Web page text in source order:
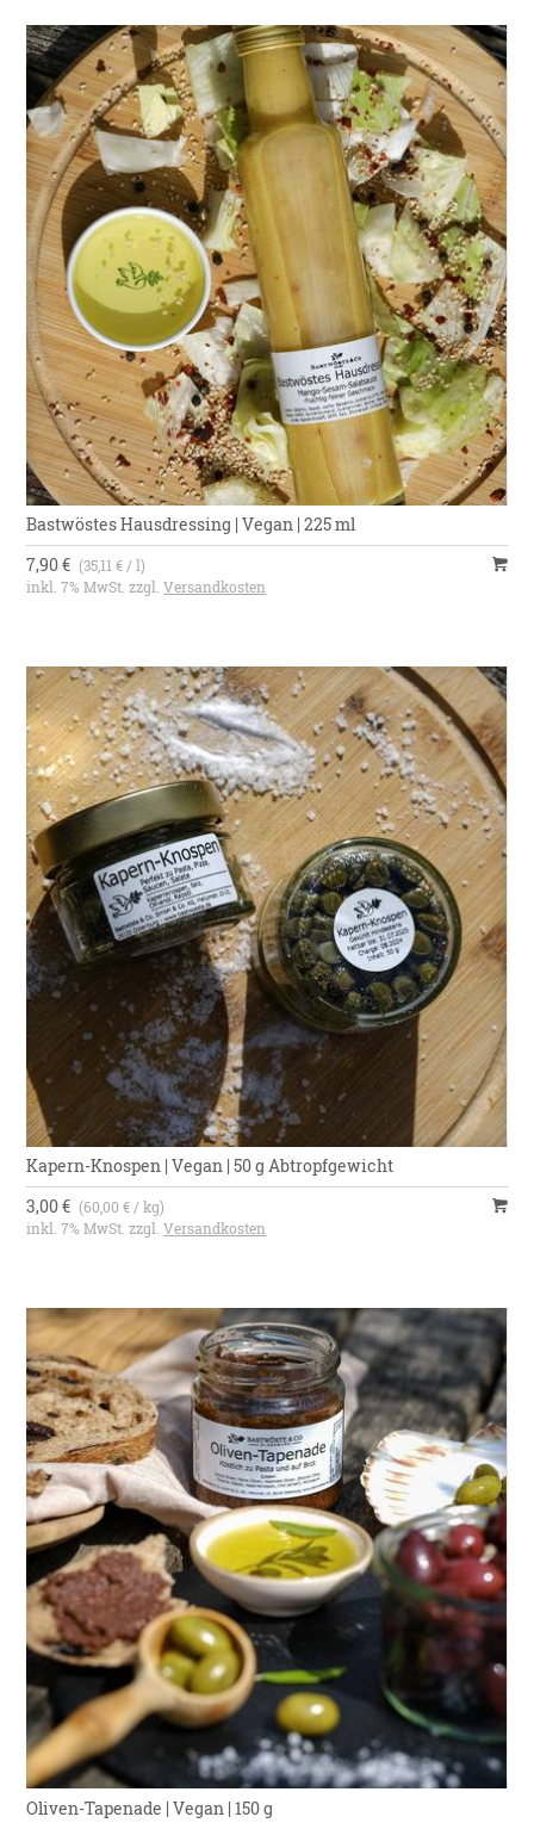
Bastwöstes Hausdressing | Vegan | 225 ml
7,90 € (35,11 € / l)
inkl. 7% MwSt. zzgl.Versandkosten
Kapern-Knospen | Vegan | 50 g Abtropfgewicht
3,00 € (60,00 € / kg)
inkl. 7% MwSt. zzgl.Versandkosten
Oliven-Tapenade | Vegan | 150 g